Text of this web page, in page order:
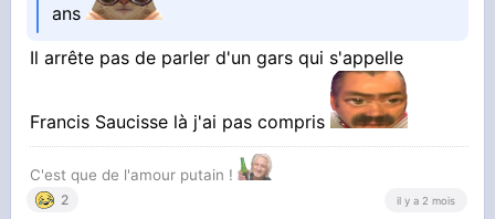
ans
Il arrête pas de parler d'un gars qui s'appelle
Francis Saucisse là j'ai pas compris
C'est que de l'amour putain !
2 il y a 2 mois